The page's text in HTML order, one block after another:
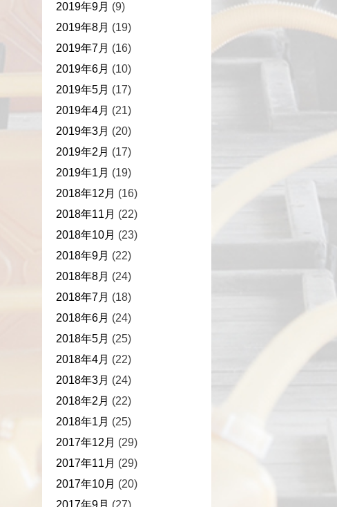
2019年9月 (9)
2019年8月 (19)
2019年7月 (16)
2019年6月 (10)
2019年5月 (17)
2019年4月 (21)
2019年3月 (20)
2019年2月 (17)
2019年1月 (19)
2018年12月 (16)
2018年11月 (22)
2018年10月 (23)
2018年9月 (22)
2018年8月 (24)
2018年7月 (18)
2018年6月 (24)
2018年5月 (25)
2018年4月 (22)
2018年3月 (24)
2018年2月 (22)
2018年1月 (25)
2017年12月 (29)
2017年11月 (29)
2017年10月 (20)
2017年9月 (27)